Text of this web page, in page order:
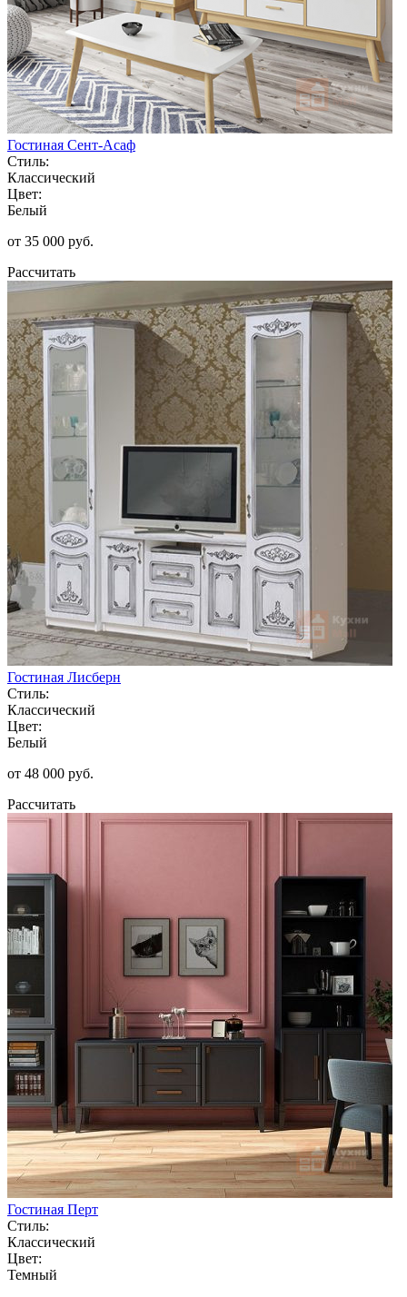
Гостиная Сент-Асаф
Стиль:
Классический
Цвет:
Белый
от 35 000 руб.
Рассчитать
Гостиная Лисберн
Стиль:
Классический
Цвет:
Белый
от 48 000 руб.
Рассчитать
Гостиная Перт
Стиль:
Классический
Цвет:
Темный